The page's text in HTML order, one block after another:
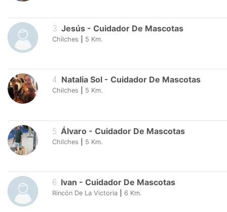
3. Jesús - Cuidador De Mascotas
Chilches 5 Km.
4. Natalia Sol - Cuidador De Mascotas
Chilches 5 Km.
5 Álvaro - Cuidador De Mascotas
Chilches 5 Km.
6 Ivan - Cuidador De Mascotas
Rincón De La Victoria 6 Km.